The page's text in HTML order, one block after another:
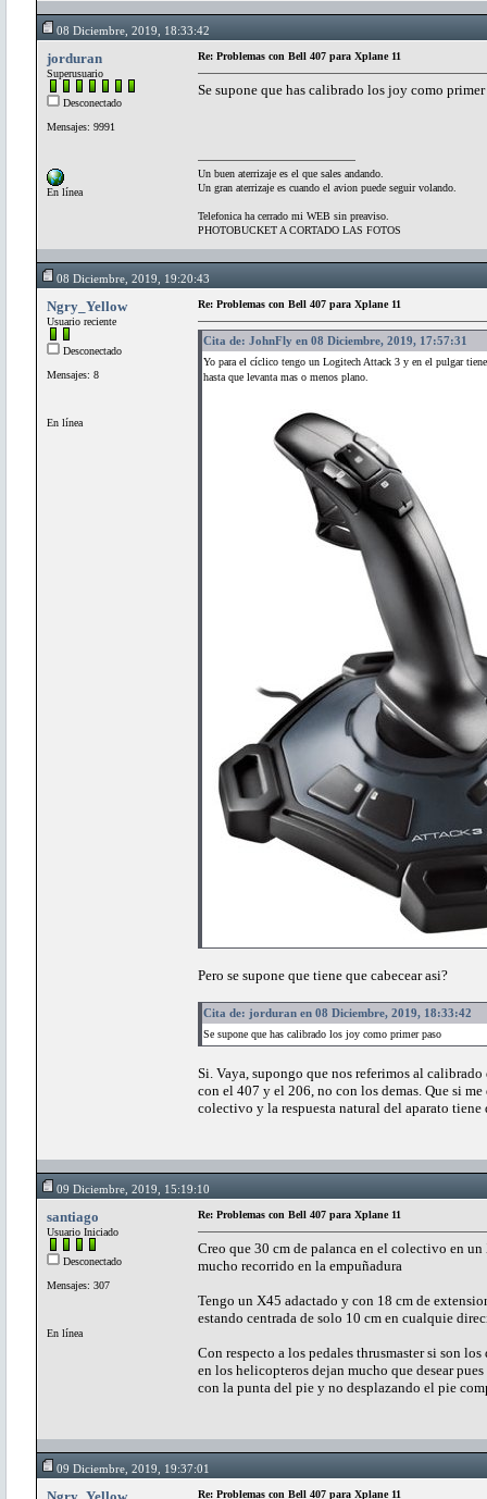
08 Diciembre, 2019, 18:33:42
jorduran
Superusuario
Desconectado
Mensajes: 9991
En línea
Re: Problemas con Bell 407 para Xplane 11
Se supone que has calibrado los joy como primer
Un buen aterrizaje es el que sales andando.
Un gran aterrizaje es cuando el avion puede seguir volando.
Telefonica ha cerrado mi WEB sin preaviso.
PHOTOBUCKET A CORTADO LAS FOTOS
08 Diciembre, 2019, 19:20:43
Ngry_Yellow
Usuario reciente
Desconectado
Mensajes: 8
En línea
Re: Problemas con Bell 407 para Xplane 11
Cita de: JohnFly en 08 Diciembre, 2019, 17:57:31
Yo para el cíclico tengo un Logitech Attack 3 y en el pulgar
hasta que levanta mas o menos plano.
Pero se supone que tiene que cabecear asi?
Cita de: jorduran en 08 Diciembre, 2019, 18:33:42
Se supone que has calibrado los joy como primer paso
Si. Vaya, supongo que nos referimos al
con el 407 y el 206, no con los demas. Que si
colectivo y la respuesta natural del aparato
09 Diciembre, 2019, 15:19:10
santiago
Usuario Iniciado
Desconectado
Mensajes: 307
En línea
Re: Problemas con Bell 407 para Xplane 11
Creo que 30 cm de palanca en el colectivo en
mucho recorrido en la empuñadura
Tengo un X45 adactado y con 18 cm de
estando centrada de solo 10 cm en cualquie
Con respecto a los pedales thrusmaster si son
en los helicopteros dejan mucho que desear
con la punta del pie y no desplazando el pie
09 Diciembre, 2019, 19:37:01
Re: Problemas con Bell 407 para Xplane 11